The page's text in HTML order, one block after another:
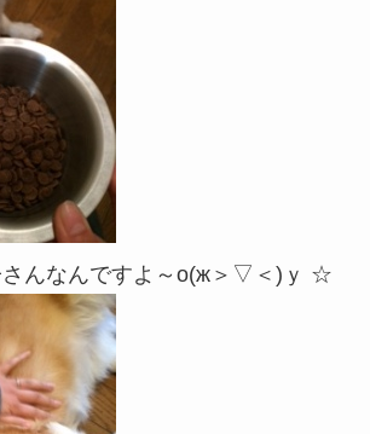
さんなんですよ～о(ж＞▽＜)ｙ ☆